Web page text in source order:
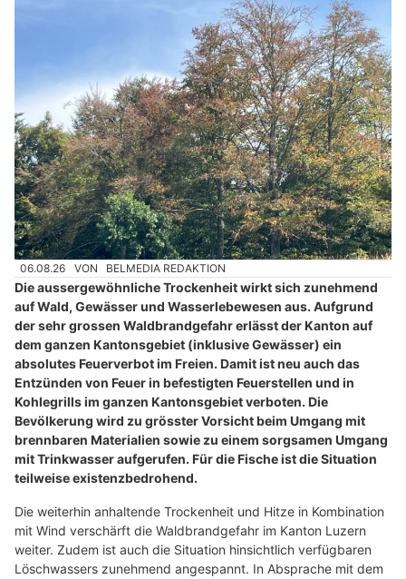
06.08.26 VON BELMEDIA REDAKTION
Die aussergewöhnliche Trockenheit wirkt sich zunehmend
auf Wald, Gewässer und Wasserlebewesen aus. Aufgrund
der sehr grossen Waldbrandgefahr erlässt der Kanton auf
dem ganzen Kantonsgebiet (inklusive Gewässer) ein
absolutes Feuerverbot im Freien. Damit ist neu auch das
Entzünden von Feuer in befestigten Feuerstellen und in
Kohlegrills im ganzen Kantonsgebiet verboten. Die
Bevölkerung wird zu grösster Vorsicht beim Umgang mit
brennbaren Materialien sowie zu einem sorgsamen Umgang
mit Trinkwasser aufgerufen. Für die Fische ist die Situation
teilweise existenzbedrohend.
Die weiterhin anhaltende Trockenheit und Hitze in Kombination
mit Wind verschärft die Waldbrandgefahr im Kanton Luzern
weiter. Zudem ist auch die Situation hinsichtlich verfügbaren
Löschwassers zunehmend angespannt. In Absprache mit dem